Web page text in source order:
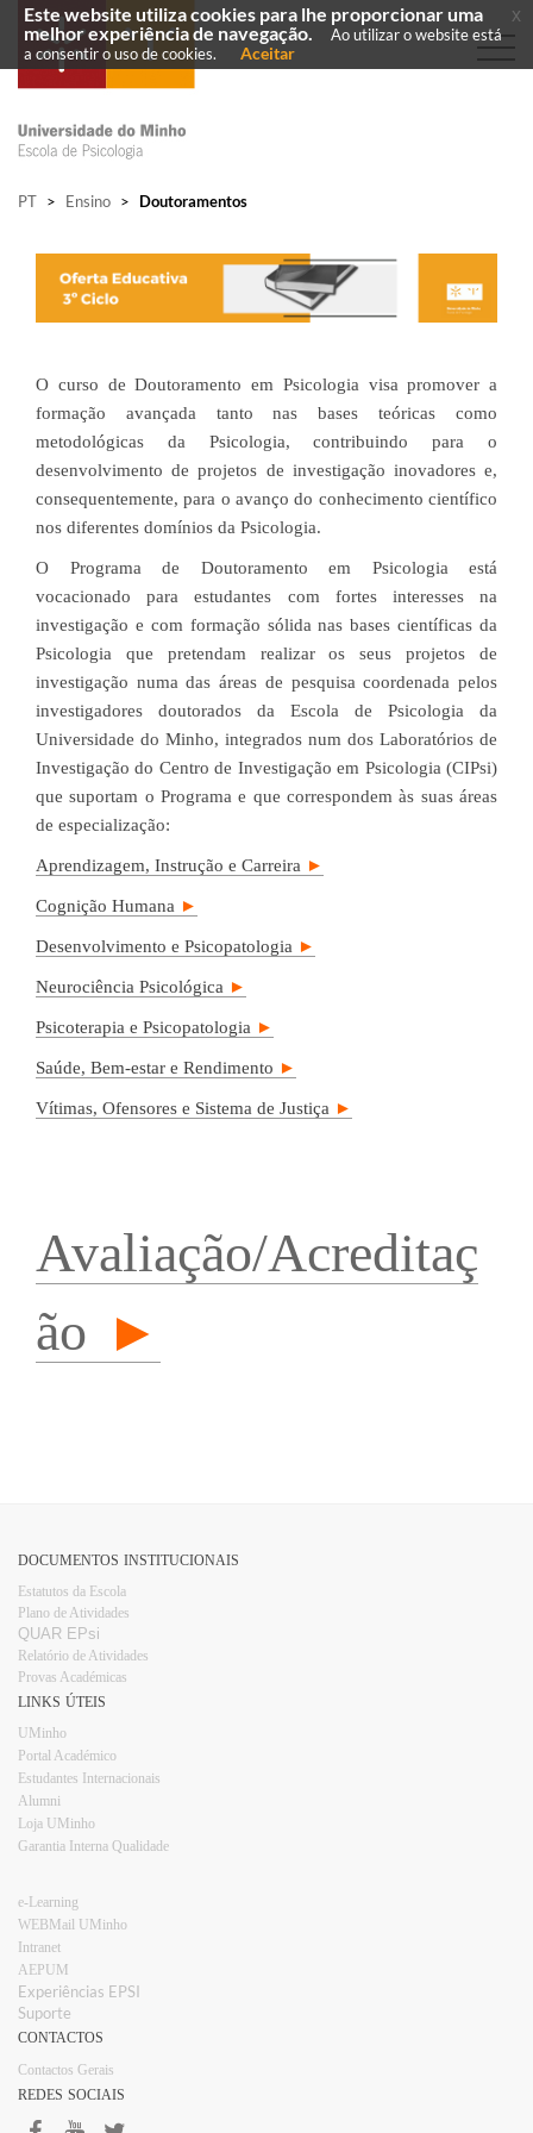
PT > Ensino > Doutoramentos
O curso de Doutoramento em Psicologia visa promover a
formação avançada tanto nas bases teóricas como
metodológicas da Psicologia, contribuindo para o
desenvolvimento de projetos de investigação inovadores e,
consequentemente, para o avanço do conhecimento científico
nos diferentes domínios da Psicologia.
O Programa de Doutoramento em Psicologia está
vocacionado para estudantes com fortes interesses na
investigação e com formação sólida nas bases científicas da
Psicologia que pretendam realizar os seus projetos de
investigação numa das áreas de pesquisa coordenada pelos
investigadores doutorados da Escola de Psicologia da
Universidade do Minho, integrados num dos Laboratórios de
Investigação do Centro de Investigação em Psicologia (CIPsi)
que suportam o Programa e que correspondem às suas áreas
de especialização:
Aprendizagem, Instrução e Carreira ►
Cognição Humana ►
Desenvolvimento e Psicopatologia ►
Neurociência Psicológica ►
Psicoterapia e Psicopatologia ►
Saúde, Bem-estar e Rendimento ►
Vítimas, Ofensores e Sistema de Justiça ►
Avaliação/Acreditaç
ão ►
DOCUMENTOS INSTITUCIONAIS
Estatutos da Escola
Plano d​e Atividades
QUAR EPsi
Relatório de Atividades
Provas Académicas
LINKS ÚTEIS
UMinho
Portal Académico
Estudantes Internacionais​​
Alumni
Loja UMinho​
Garantia Interna Qualidade
e-Learning
WEBMail UMinho
Intranet
AEPUM​
Experiências EPSI​​
Suporte
CONTACTOS
Contactos Gerais
REDES SOCIAIS
Este website utiliza cookies para lhe proporcionar uma
melhor experiência de navegação.
Ao utilizar o website está
a consentir o uso de cookies.
Aceitar
x